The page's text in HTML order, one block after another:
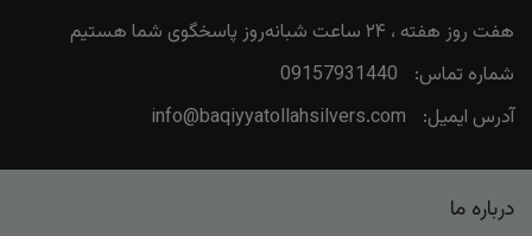
هفت روز هفته ، ۲۴ ساعت شبانه‌روز پاسخگوی شما هستیم
شماره تماس:
09157931440
آدرس ایمیل:
info@baqiyyatollahsilvers.com
درباره ما